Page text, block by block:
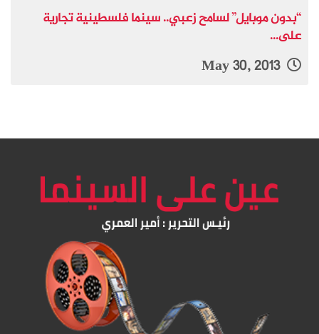
“بدون موبايل” لسامح زعبي.. سينما فلسطينية تجارية
على...
May 30, 2013